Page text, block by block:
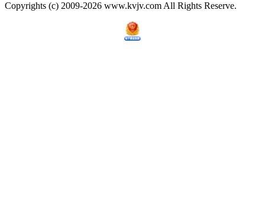
Copyrights (c) 2009-2026 www.kvjv.com All Rights Reserve.